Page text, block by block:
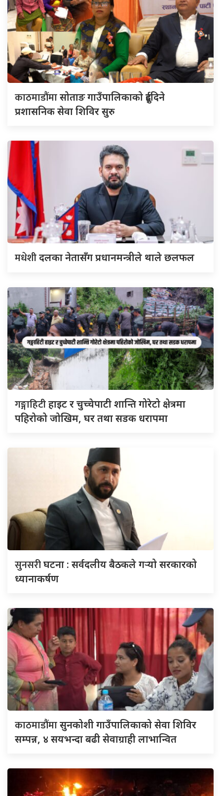
काठमाडौंमासोताङ गाउँपालिकाको दुईदिने
प्रशासनिक सेवा शिविर सुरु
मधेशीदलका नेतासँग प्रधानमन्त्रीले थाले छलफल
गङ्गाहिटीहाइट र चुच्चेपाटी शान्ति गोरेटो क्षेत्रमा
पहिरोको जोखिम, घर तथा सडक धरापमा
सुनसरीघटना : सर्वदलीय बैठकले गर्‍यो सरकारको
ध्यानाकर्षण
काठमाडौंमासुनकोशी गाउँपालिकाको सेवा शिविर
सम्पन्न, ४ सयभन्दा बढी सेवाग्राही लाभान्वित